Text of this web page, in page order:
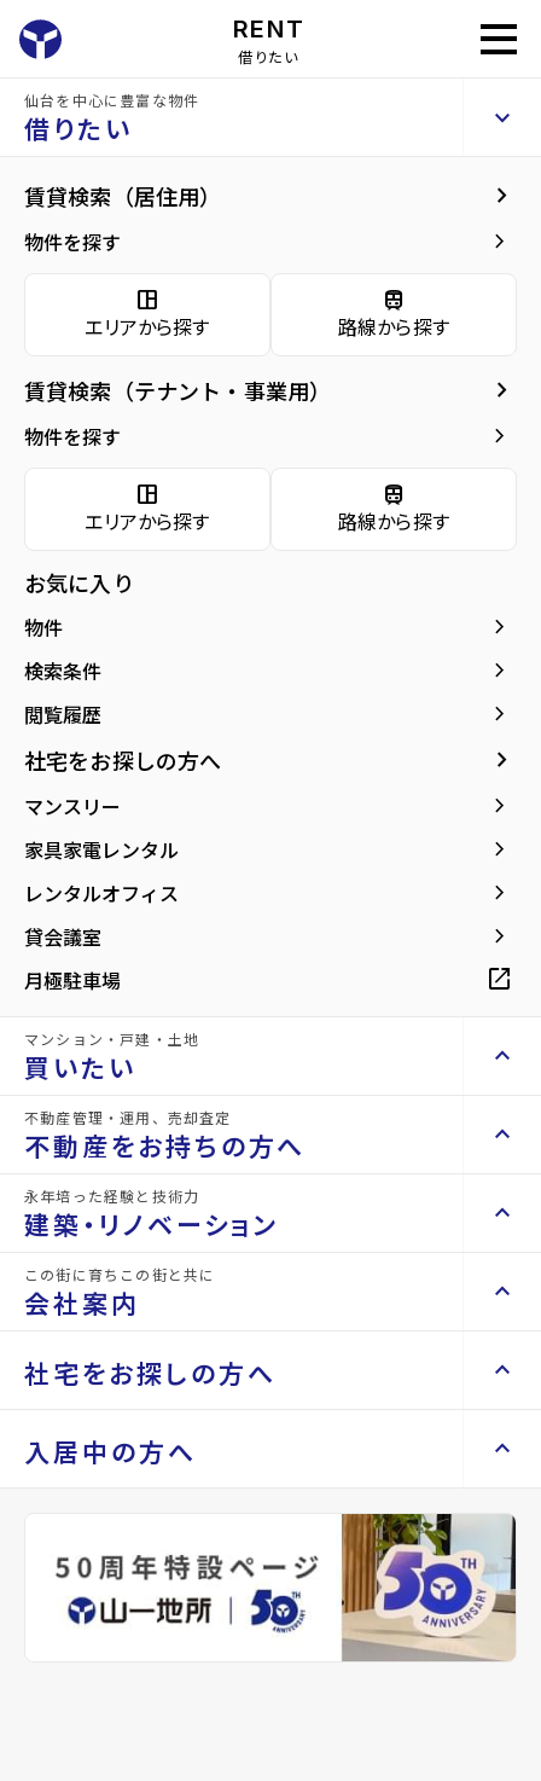
RENT
借りたい
仙台を中心に豊富な物件
借りたい keyboard_arrow_up
賃貸検索（居住用） keyboard_arrow_right
物件を探す keyboard_arrow_right
space_dashboard
エリアから探す
train
路線から探す
賃貸検索（テナント・事業用） keyboard_arrow_right
物件を探す keyboard_arrow_right
space_dashboard
エリアから探す
train
路線から探す
お気に入り
物件 keyboard_arrow_right
検索条件 keyboard_arrow_right
閲覧履歴 keyboard_arrow_right
社宅をお探しの方へ keyboard_arrow_right
マンスリー keyboard_arrow_right
家具家電レンタル keyboard_arrow_right
レンタルオフィス keyboard_arrow_right
貸会議室 keyboard_arrow_right
月極駐車場 open_in_new
マンション・戸建・土地
買いたい keyboard_arrow_up
不動産を買いたい方へ keyboard_arrow_right
space_dashboard
エリアから探す
space_dashboard
土地を探す
エリアから探す
train
路線から探す
事業用・投資用を探す keyboard_arrow_right
不動産管理・運用、売却査定
不動産をお持ちの方へ keyboard_arrow_up
不動産をお持ちの方へ keyboard_arrow_right
山一地所の賃貸管理
不動産を貸すまでの流れ
空き家サポートサービス
不動産を売却したい keyboard_arrow_right
相続相談をしたい keyboard_arrow_right
不動産に投資したい keyboard_arrow_right
永年培った経験と技術力
建築・リノベーション keyboard_arrow_up
建築・リノベーション keyboard_arrow_right
Renotta（リノッタ） keyboard_arrow_right
この街に育ちこの街と共に
会社案内 keyboard_arrow_up
会社案内 keyboard_arrow_right
会社概要・沿革 keyboard_arrow_right
keyboard_arrow_right
パーパス keyboard_arrow_right
CM紹介
社宅をお探しの方へ keyboard_arrow_up
社宅をお探しの方へ keyboard_arrow_right
keyboard_arrow_right
レンタルオフィス keyboard_arrow_right
貸会議室 keyboard_arrow_right
open_in_new
入居中の方へ keyboard_arrow_up
keyboard_arrow_right
退去される方へ keyboard_arrow_right
※準備中 住まいのしおり（PDF）
貸店舗・事務所 GLB台原
建物概要
現在募集中の物件arrow_forward
arrow_forward
地図・周辺環境 arrow_forward
GLB台原 1階
管理費・共益費
間取り
アクセス
所在地
location_on グーグルマップでみる
築年月
〇ガレージ付きデザイナーズ新築物件！
所在地 宮城県仙台市青葉区台原1丁目
アクセス
仙山線/東照宮駅 徒歩18分
種別
貸店舗・
間取り 事業 間取り内訳 -
専有面積 83.88m²